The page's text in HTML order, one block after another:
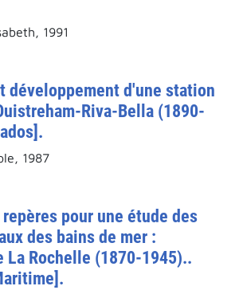
1991
développement d'une station
Riva-Bella (1890-
1987
pour une étude des
des bains de mer :
La Rochelle (1870-1945)..